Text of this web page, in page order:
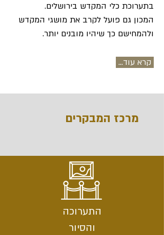
בתערוכת כלי המקדש בירושלים.
המכון גם פועל לקרב את מושגי המקדש
ולהמחישם כך שיהיו מובנים יותר.
קרא עוד...
מרכז המבקרים
התערוכה
והסיור